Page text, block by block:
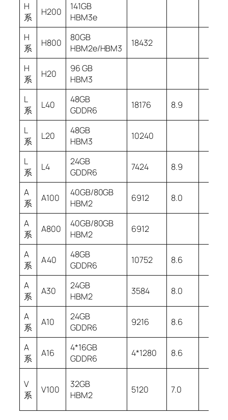
H
系
H200
141GB
HBM3e
H
系
H800
80GB
HBM2e/HBM3
18432
H
系
H20
96 GB
HBM3
L
系
L40
48GB
GDDR6
18176 8.9
L
系
L20
48GB
HBM3
10240
L
系
L4
24GB
GDDR6
7424 8.9
A
系
A100
40GB/80GB
HBM2
6912 8.0
A
系
A800
40GB/80GB
HBM2
6912
A
系
A40
48GB
GDDR6
10752 8.6
A
系
A30
24GB
HBM2
3584 8.0
A
系
A10
24GB
GDDR6
9216 8.6
A
系
A16
4*16GB
GDDR6
4*1280 8.6
V
系
V100
32GB
HBM2
5120 7.0